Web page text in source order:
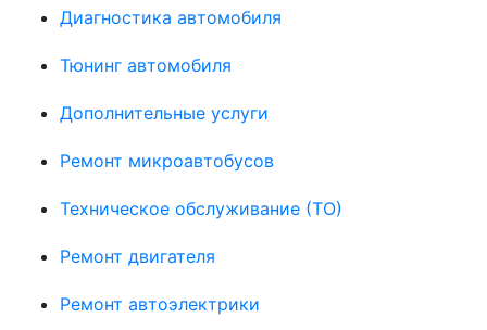
Диагностика автомобиля
Тюнинг автомобиля
Дополнительные услуги
Ремонт микроавтобусов
Техническое обслуживание (ТО)
Ремонт двигателя
Ремонт автоэлектрики